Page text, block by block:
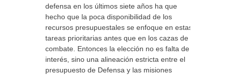
defensa en los últimos siete años ha que
hecho que la poca disponibilidad de los
recursos presupuestales se enfoque en estas
tareas prioritarias antes que en los cazas de
combate. Entonces la elección no es falta de
interés, sino una alineación estricta entre el
presupuesto de Defensa y las misiones